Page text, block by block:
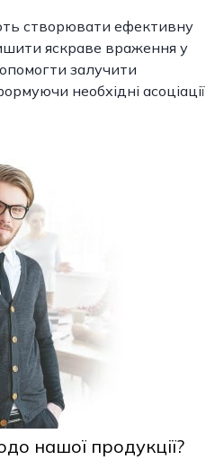
створювати ефективну
яскраве враження у
залучити
необхідні асоціації
нашої продукції?